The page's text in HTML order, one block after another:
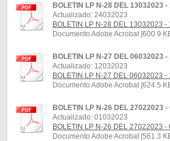
BOLETIN LP N-28 DEL 13032023
Actualizado: 24032023
BOLETIN LP N-28 DEL 13032023 -
Documento Adobe Acrobat [600.9
BOLETIN LP N-27 DEL 06032023
Actualizado: 12032023
BOLETIN LP N-27 DEL 06032023 -
Documento Adobe Acrobat [624.5
BOLETIN LP N-26 DEL 27022023
Actualizado: 01032023
BOLETIN LP N-26 DEL 27022023 -
Documento Adobe Acrobat [561.3